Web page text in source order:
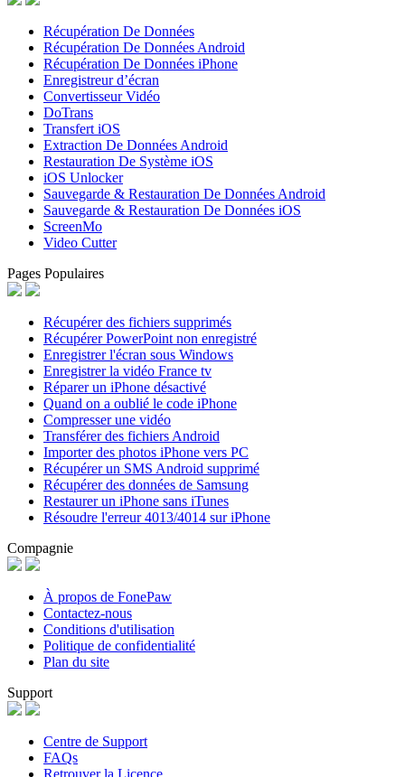
Récupération De Données
Récupération De Données Android
Récupération De Données iPhone
Enregistreur d’écran
Convertisseur Vidéo
DoTrans
Transfert iOS
Extraction De Données Android
Restauration De Système iOS
iOS Unlocker
Sauvegarde & Restauration De Données Android
Sauvegarde & Restauration De Données iOS
ScreenMo
Video Cutter
Pages Populaires
Récupérer des fichiers supprimés
Récupérer PowerPoint non enregistré
Enregistrer l'écran sous Windows
Enregistrer la vidéo France tv
Réparer un iPhone désactivé
Quand on a oublié le code iPhone
Compresser une vidéo
Transférer des fichiers Android
Importer des photos iPhone vers PC
Récupérer un SMS Android supprimé
Récupérer des données de Samsung
Restaurer un iPhone sans iTunes
Résoudre l'erreur 4013/4014 sur iPhone
Compagnie
À propos de FonePaw
Contactez-nous
Conditions d'utilisation
Politique de confidentialité
Plan du site
Support
Centre de Support
FAQs
Retrouver la Licence